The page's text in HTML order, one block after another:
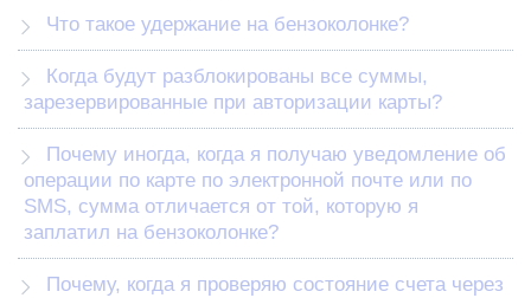
Что такое удержание на бензоколонке?
зарезервированные при авторизации карты?
операции по карте по электронной почте или по
SMS, сумма отличается от той, которую я
заплатил на бензоколонке?